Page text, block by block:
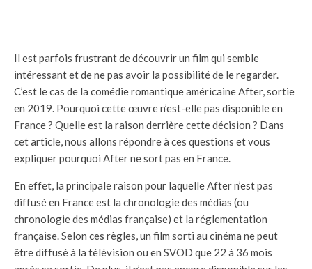
Il est parfois frustrant de découvrir un film qui semble
intéressant et de ne pas avoir la possibilité de le regarder.
C’est le cas de la comédie romantique américaine After, sortie
en 2019. Pourquoi cette œuvre n’est-elle pas disponible en
France ? Quelle est la raison derrière cette décision ? Dans
cet article, nous allons répondre à ces questions et vous
expliquer pourquoi After ne sort pas en France.
En effet, la principale raison pour laquelle After n’est pas
diffusé en France est la chronologie des médias (ou
chronologie des médias française) et la réglementation
française. Selon ces règles, un film sorti au cinéma ne peut
être diffusé à la télévision ou en SVOD que 22 à 36 mois